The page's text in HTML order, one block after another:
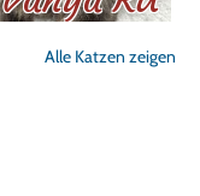
Alle Katzen zeigen